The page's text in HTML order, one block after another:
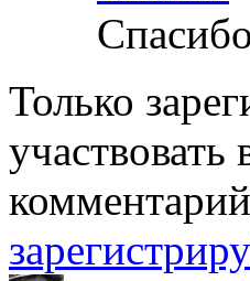
Только